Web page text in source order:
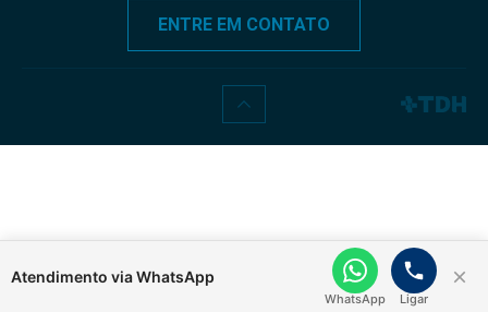
ENTRE EM CONTATO